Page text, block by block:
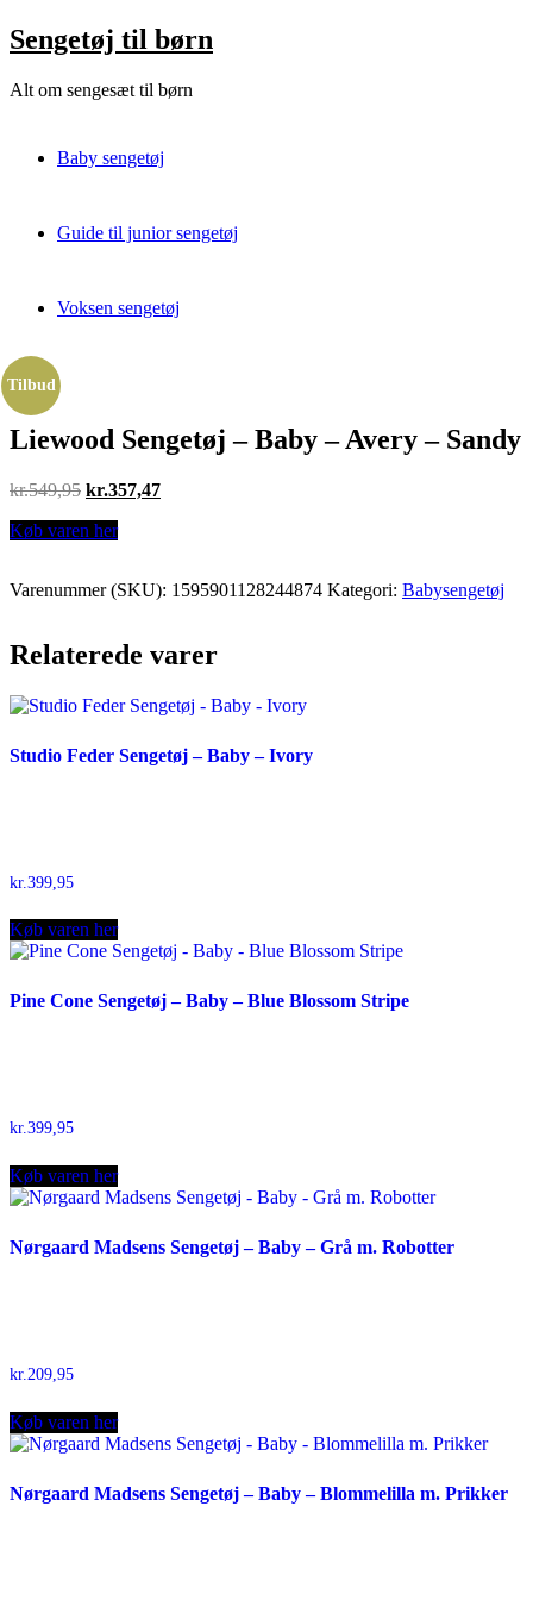
Skip
to
Sengetøj til børn
Alt om sengesæt til børn
Baby sengetøj
Guide til junior sengetøj
Voksen sengetøj
Tilbud
Liewood Sengetøj – Baby – Avery – Sandy
kr.549,95 Original
was:
kr.357,47Current
Køb varen her
Varenummer (SKU): 1595901128244874 Kategori: Babysengetøj
Relaterede varer
Studio Feder Sengetøj – Baby – Ivory
kr. 399,95
Køb varen her
Pine Cone Sengetøj – Baby – Blue Blossom Stripe
kr.399,95
Køb varen her
Nørgaard Madsens Sengetøj – Baby – Grå m. Robotter
kr.209,95
Køb varen her
Nørgaard Madsens Sengetøj – Baby – Blommelilla m. Prikker